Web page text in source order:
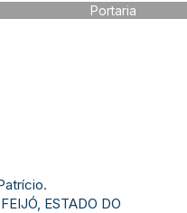
Portaria
ESTADO DO